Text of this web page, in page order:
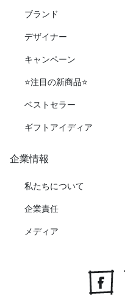
ブランド
デザイナー
キャンペーン
⭐️注目の新商品⭐️
ベストセラー
ギフトアイディア
企業情報
私たちについて
企業責任
メディア